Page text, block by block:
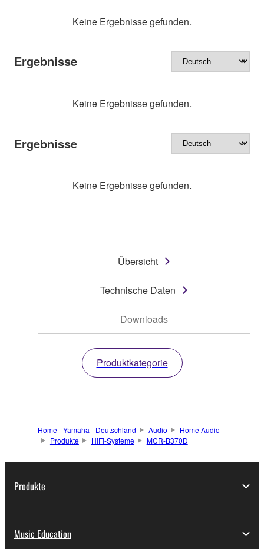
Keine Ergebnisse gefunden.
Ergebnisse
Keine Ergebnisse gefunden.
Ergebnisse
Keine Ergebnisse gefunden.
Übersicht
Technische Daten
Downloads
Produktkategorie
Home - Yamaha - Deutschland Audio
Home Audio
Produkte
HiFi-Systeme MCR-B370D
Produkte
Music Education